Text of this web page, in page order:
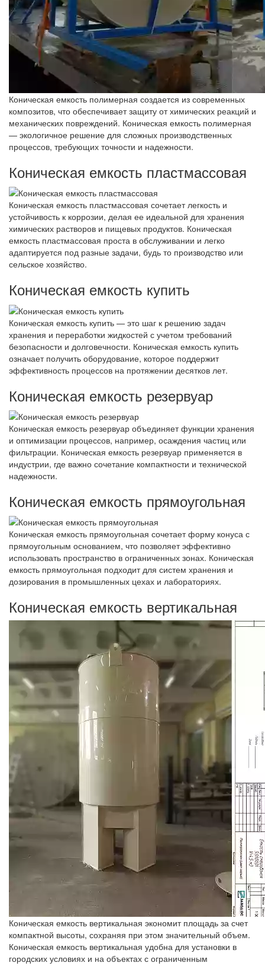
Коническая емкость полимерная создается из современных
композитов, что обеспечивает защиту от химических реакций и
механических повреждений. Коническая емкость полимерная
— экологичное решение для сложных производственных
процессов, требующих точности и надежности.
Коническая емкость пластмассовая
Коническая емкость пластмассовая сочетает легкость и
устойчивость к коррозии, делая ее идеальной для хранения
химических растворов и пищевых продуктов. Коническая
емкость пластмассовая проста в обслуживании и легко
адаптируется под разные задачи, будь то производство или
сельское хозяйство.
Коническая емкость купить
Коническая емкость купить — это шаг к решению задач
хранения и переработки жидкостей с учетом требований
безопасности и долговечности. Коническая емкость купить
означает получить оборудование, которое поддержит
эффективность процессов на протяжении десятков лет.
Коническая емкость резервуар
Коническая емкость резервуар объединяет функции хранения
и оптимизации процессов, например, осаждения частиц или
фильтрации. Коническая емкость резервуар применяется в
индустрии, где важно сочетание компактности и технической
надежности.
Коническая емкость прямоугольная
Коническая емкость прямоугольная сочетает форму конуса с
прямоугольным основанием, что позволяет эффективно
использовать пространство в ограниченных зонах. Коническая
емкость прямоугольная подходит для систем хранения и
дозирования в промышленных цехах и лабораториях.
Коническая емкость вертикальная
Коническая емкость вертикальная экономит площадь за счет
компактной высоты, сохраняя при этом значительный объем.
Коническая емкость вертикальная удобна для установки в
городских условиях и на объектах с ограниченным